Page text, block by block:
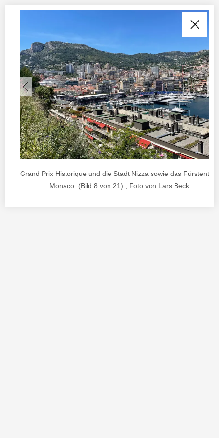
Grand Prix Historique und die Stadt Nizza sowie das Fürstentum
Monaco. (Bild 8 von 21) , Foto von Lars Beck